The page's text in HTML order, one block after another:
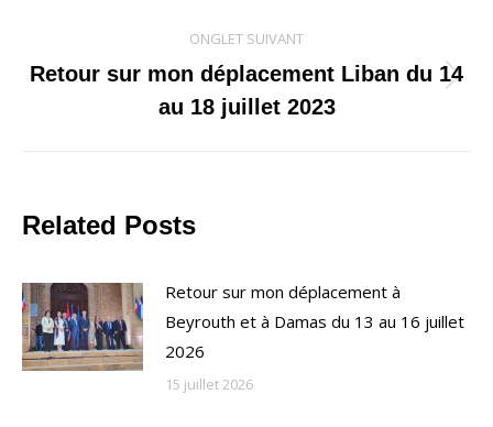
commentaire
ONGLET SUIVANT
Onglet
suivant
Retour sur mon déplacement Liban du 14
au 18 juillet 2023
Related Posts
Retour sur mon déplacement à
Beyrouth et à Damas du 13 au 16 juillet
2026
15 juillet 2026